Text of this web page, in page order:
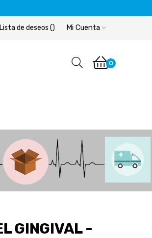
Mi Cuenta
Lista de deseos ()
0
GINGIVAL -